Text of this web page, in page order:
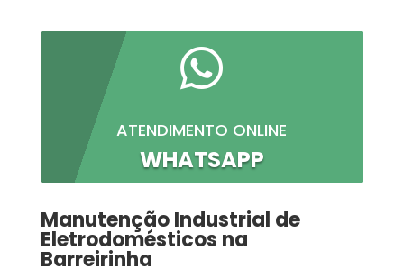

ATENDIMENTO ONLINE
WHATSAPP
Manutenção Industrial de
Eletrodomésticos na
Barreirinha